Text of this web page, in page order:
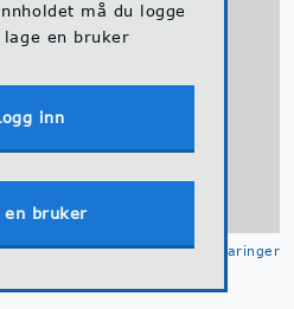
må du logge
en bruker
inn
en bruker
Klikk for å setegnforklaringer